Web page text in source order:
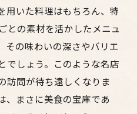
用いた料理はもちろん、特
との素材を活かしたメニュ
その味わいの深さやバリエ
でしょう。このような名店
訪問が待ち遠しくなりま
、まさに美食の宝庫であ